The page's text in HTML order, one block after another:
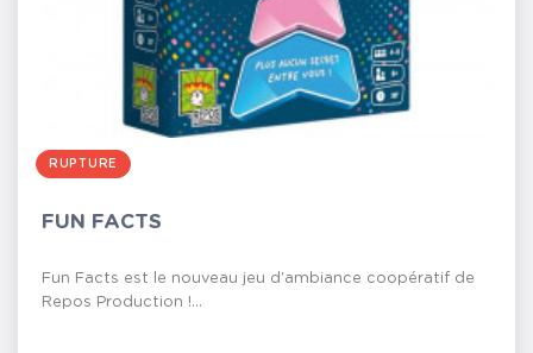
RUPTURE
FUN FACTS
Fun Facts est le nouveau jeu d'ambiance coopératif de
Repos Production !...